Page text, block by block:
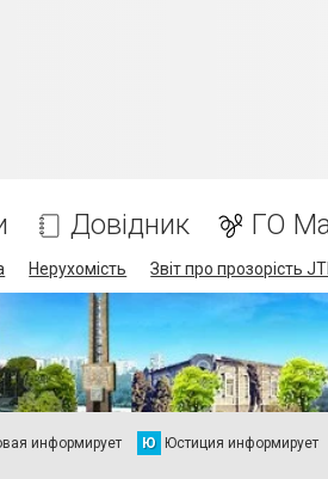
Довідник ГО
Нерухомість Звіт про прозорість JTI
информирует Ю Юстиция информирует